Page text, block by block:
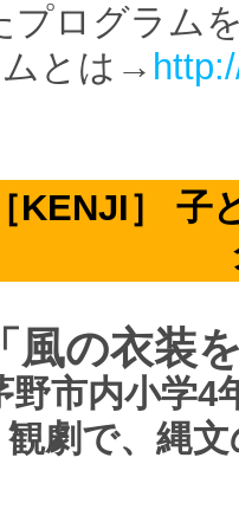
プログラム
とは→
］ 子
「風の衣装
野市内小学
観劇で、縄